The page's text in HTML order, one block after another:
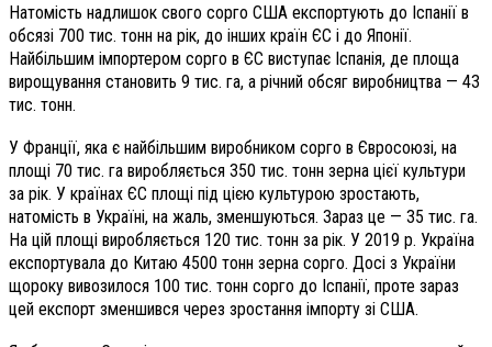
Натомість надлишок свого сорго США експортують до Іспанії в
обсязі 700 тис. тонн на рік, до інших країн ЄС і до Японії.
Найбільшим імпортером сорго в ЄС виступає Іспанія, де площа
вирощування становить 9 тис. га, а річний обсяг виробництва — 43
тис. тонн.
У Франції, яка є найбільшим виробником сорго в Євросоюзі, на
площі 70 тис. га виробляється 350 тис. тонн зерна цієї культури
за рік. У країнах ЄС площі під цією культурою зростають,
натомість в Україні, на жаль, зменшуються. Зараз це — 35 тис. га.
На цій площі виробляється 120 тис. тонн за рік. У 2019 р. Україна
експортувала до Китаю 4500 тонн зерна сорго. Досі з України
щороку вивозилося 100 тис. тонн сорго до Іспанії, проте зараз
цей експорт зменшився через зростання імпорту зі США.